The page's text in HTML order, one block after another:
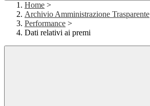
Home >
Archivio Amministrazione Trasparente
Performance >
Dati relativi ai premi